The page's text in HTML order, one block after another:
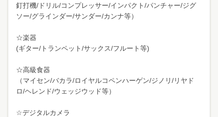
釘打機/ドリル/コンプレッサー/インパクト/パンチャー/ジグ
ソー/グラインダー/サンダー/カンナ等）
☆楽器
(ギター/トランペット/サックス/フルート等)
☆高級食器
（マイセン/バカラ/ロイヤルコペンハーゲン/ジノリ/リヤド
ロ/ヘレンド/ウェッジウッド等）
☆デジタルカメラ